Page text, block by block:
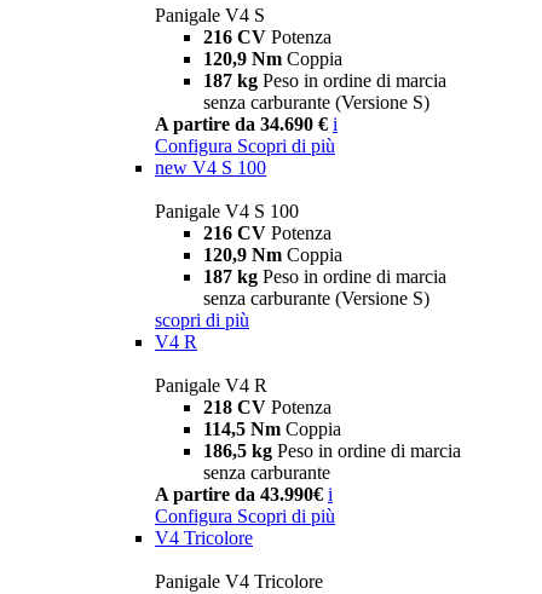
Panigale V4 S
216 CV Potenza
120,9 Nm Coppia
187 kg Peso in ordine di marcia
senza carburante (Versione S)
A partire da 34.690 € i
Configura Scopri di più
new V4 S 100
Panigale V4 S 100
216 CV Potenza
120,9 Nm Coppia
187 kg Peso in ordine di marcia
senza carburante (Versione S)
scopri di più
V4 R
Panigale V4 R
218 CV Potenza
114,5 Nm Coppia
186,5 kg Peso in ordine di marcia
senza carburante
A partire da 43.990€ i
Configura Scopri di più
V4 Tricolore
Panigale V4 Tricolore